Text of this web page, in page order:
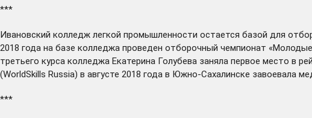
***
Ивановский колледж легкой промышленности остается базой для
2018 года на базе колледжа проведен отборочный чемпионат
третьего курса колледжа Екатерина Голубева заняла первое место в
(WorldSkills Russia) в августе 2018 года в Южно-Сахалинске завоевала
***